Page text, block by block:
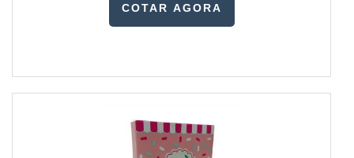
COTAR AGORA